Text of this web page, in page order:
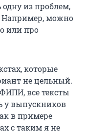
из проблем,
Например, можно
или про
которые
не цельный.
все тексты
у выпускников
в примере
с таким я не